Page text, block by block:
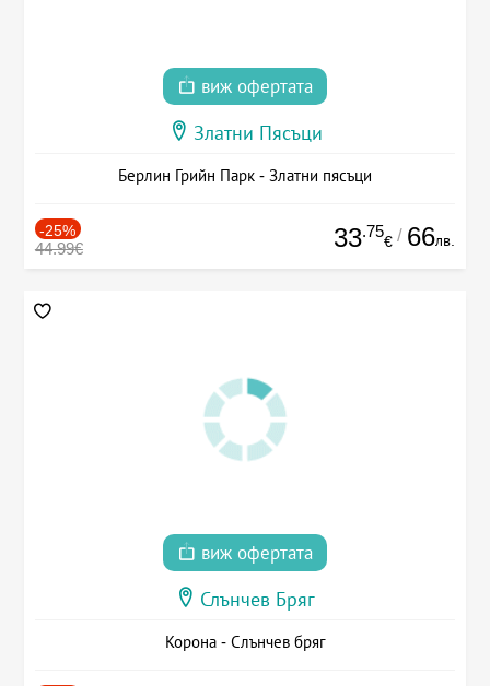
виж офертата
Златни Пясъци
Берлин Грийн Парк - Златни пясъци
-25%
44.99€ 33.75
€ / 66лв.
виж офертата
Слънчев Бряг
Корона - Слънчев бряг